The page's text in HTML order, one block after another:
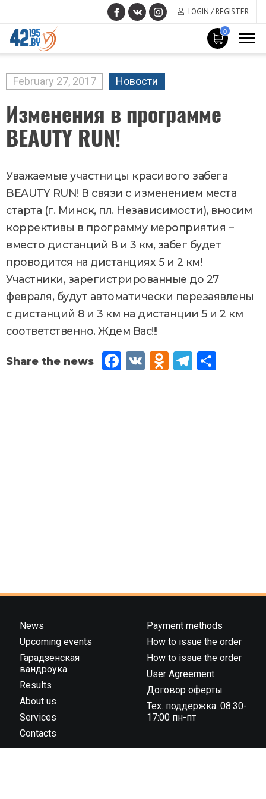
LOGIN / REGISTER
0
MAIN
CONTENT
February 27, 2017 Новости
Изменения в программе
BEAUTY RUN!
Уважаемые участницы красивого забега
BEAUTY RUN! В связи с изменением места
старта (г. Минск, пл. Независимости), вносим
коррективы в программу мероприятия –
вместо дистанций 8 и 3 км, забег будет
проводится на дистанциях 5 и 2 км!
Участники, зарегистрированные до 27
февраля, будут автоматически перезаявлены
с дистанций 8 и 3 км на дистанции 5 и 2 км
соответственно. Ждем Вас!!!
Fac
VK
Od
Tel
News
Upcoming events
Гарадзенская
вандроука
Results
About us
Services
Contacts
Payment methods
How to issue the order
How to issue the order
User Agreement
Договор оферты
Тех. поддержка: 08:30-
17:00 пн-пт